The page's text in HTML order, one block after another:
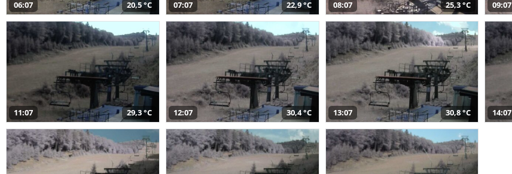
06:07 20,5 °C 07:07 22,9 °C 08:07 25,3 °C 09:07
11:07 29,3 °C 12:07 30,4 °C 13:07 30,8 °C 14:07